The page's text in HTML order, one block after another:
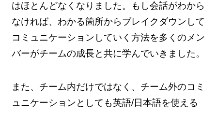
はほとんどなくなりました。もし会話がわから
なければ、わかる箇所からブレイクダウンして
コミュニケーションしていく方法を多くのメン
バーがチームの成長と共に学んでいきました。
また、チーム内だけではなく、チーム外のコミ
ュニケーションとしても英語/日本語を使える